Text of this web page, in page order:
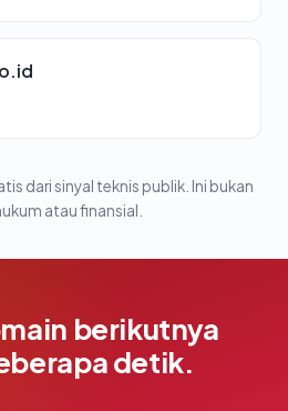
dari sinyal teknis publik. Ini bukan
atau finansial.
berikutnya
detik.